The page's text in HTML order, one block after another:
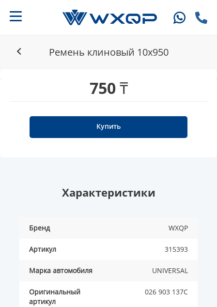
Ремень клиновый 10x950
750 ₸
Купить
Характеристики
Бренд WXQP
Артикул 315393
Марка автомобиля UNIVERSAL
Оригинальный
артикул
026 903 137C